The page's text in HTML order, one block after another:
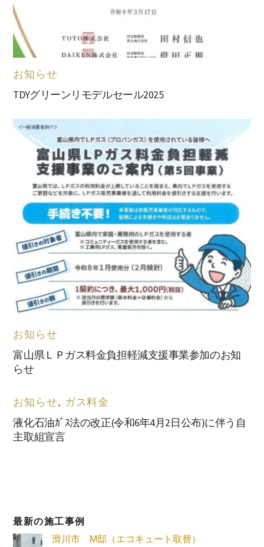
お知らせ
TDYグリーンリモデルセール2025
お知らせ
富山県ＬＰガス料金負担軽減支援事業参加のお知
らせ
お知らせ, ガス料金
液化⽯油ｶﾞｽ法の改正(令和6年4⽉2⽇公布)に伴う自
主取組宣⾔
最新の施工事例
滑川市 M邸（エコキュート取替）